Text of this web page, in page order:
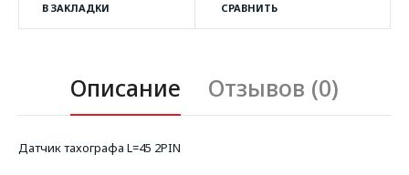
В ЗАКЛАДКИ СРАВНИТЬ
Описание Отзывов (0)
Датчик тахографа L=45 2PIN